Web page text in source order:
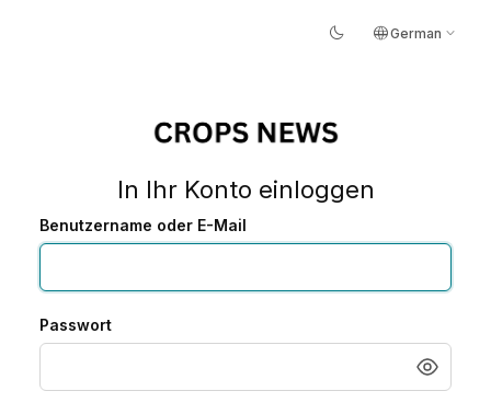
dark_mode languageGerman expand_more
In Ihr Konto einloggen
Benutzername oder E-Mail
Passwort